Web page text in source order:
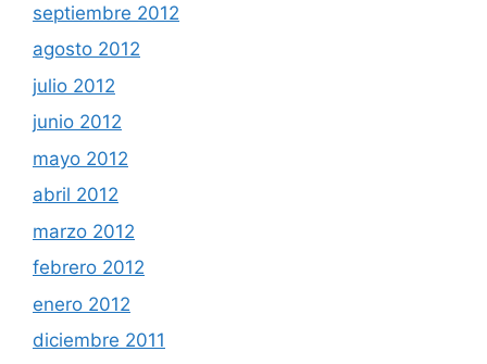
septiembre 2012
agosto 2012
julio 2012
junio 2012
mayo 2012
abril 2012
marzo 2012
febrero 2012
enero 2012
diciembre 2011